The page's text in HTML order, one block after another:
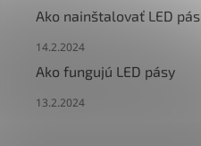
Ako nainštalovať LED pás
14.2.2024
Ako fungujú LED pásy
13.2.2024